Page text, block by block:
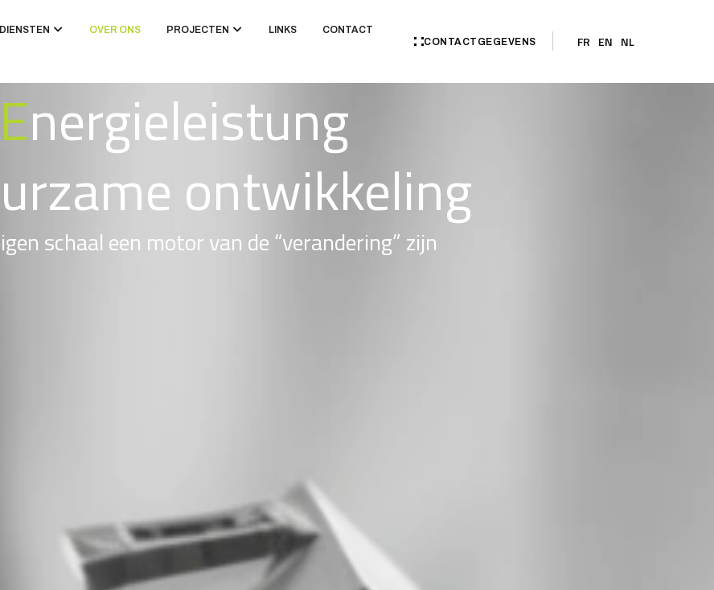
DIENSTEN OVER ONS PROJECTEN LINKS
CONTACT
CONTACTGEGEVENS
FR EN NL
Energieleistung
ontwikkeling
schaal een motor van de “verandering” zijn